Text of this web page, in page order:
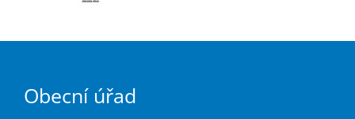
Obecní úřad